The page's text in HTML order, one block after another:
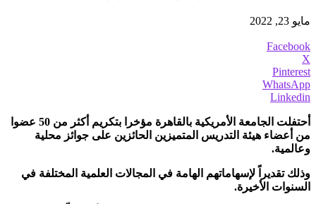
مايو 23, 2022
Facebook
X
Pinterest
WhatsApp
Linkedin
أحتفلت الجامعة الأمريكية بالقاهرة مؤخرا بتكريم أكثر من 50 عضوا
من أعضاء هيئة التدريس المتميزين الحائزين على جوائز محلية
وعالمية.
وذلك تقديراً لإسهاماتهم الهامة في المجالات العلمية المختلفة في
السنوات الأخيرة.